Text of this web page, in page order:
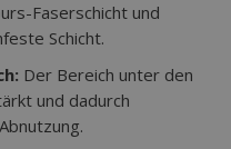
Faserschicht und
Schicht.
Der Bereich unter den
und dadurch